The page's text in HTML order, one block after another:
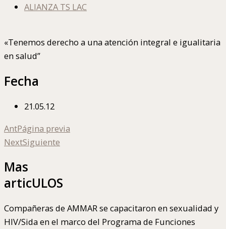
ALIANZA TS LAC
«Tenemos derecho a una atención integral e igualitaria
en salud”
Fecha
21.05.12
AntPágina previa
NextSiguiente
Mas
articULOS
Compañeras de AMMAR se capacitaron en sexualidad y
HIV/Sida en el marco del Programa de Funciones